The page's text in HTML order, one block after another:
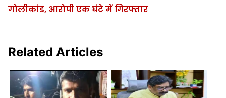
गोलीकांड, आरोपी एक घंटे में गिरफ्तार
Related Articles